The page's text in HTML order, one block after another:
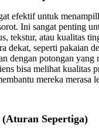
efektif untuk
Ini sangat penting
tekstur, atau kualitas
dekat, seperti pakaian
dengan potongan yang
bisa melihat kualitas
mereka merasa
Sepertiga)